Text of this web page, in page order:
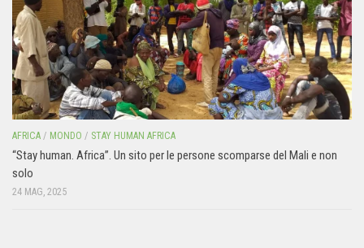
AFRICA / MONDO / STAY HUMAN AFRICA
“Stay human. Africa”. Un sito per le persone scomparse del Mali e non
solo
24 MAG, 2025